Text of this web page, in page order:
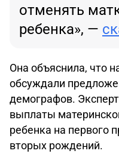
отменять
ребенка», —
Она объяснила, что
обсуждали
демографов.
выплаты
ребенка на первого
вторых рождений.